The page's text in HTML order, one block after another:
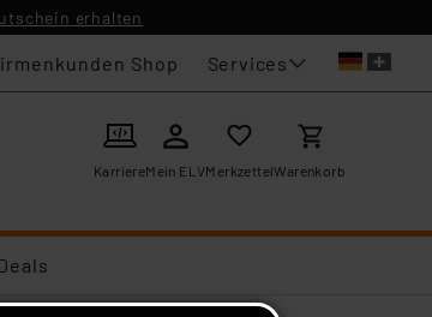
erhalten
Shop Services
KarriereMein ELVMerkzettelWarenkorb